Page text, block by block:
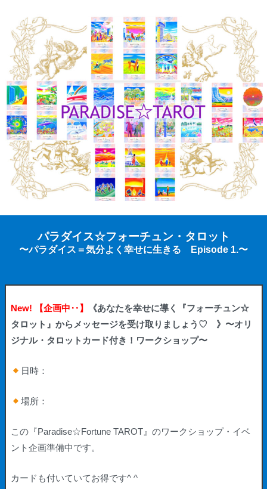
パラダイス☆フォーチュン・タロット
〜パラダイス＝気分よく幸せに生きる Episode 1.〜
New! 【企画中‥】
《あなたを幸せに導く『フォーチュン☆
タロット』からメッセージを受け取りましょう♡ 》〜オリ
ジナル・タロットカード付き！ワークショップ〜
日時：
場所：
この『Paradise☆Fortune TAROT』 のワークショップ・イベ
ント企画準備中です。
カードも付いていてお得です^ ^